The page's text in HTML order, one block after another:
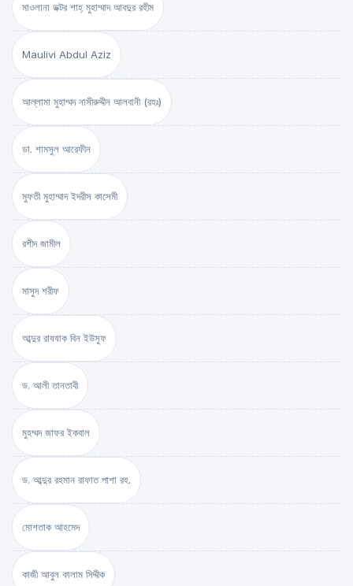
মাওলানা ডক্টর শাহ্‌ মুহাম্মাদ আবদুর রহীম
Maulivi Abdul Aziz
আল্লামা মুহাম্মদ নাসীরুদ্দীন আলবানী (রহঃ)
ডা. শামসুল আরেফীন
মুফতী মুহাম্মাদ ইদরীস কাসেমী
রশীদ জামীল
মাসুদ শরীফ
আব্দুর রাযযাক বিন ইউসুফ
ড. আলী তানতাবী
মুহম্মদ জাফর ইকবাল
ড. আব্দুর রহমান রাফাত পাশা রহ.
মোশতাক আহমেদ
কাজী আবুল কালাম সিদ্দীক